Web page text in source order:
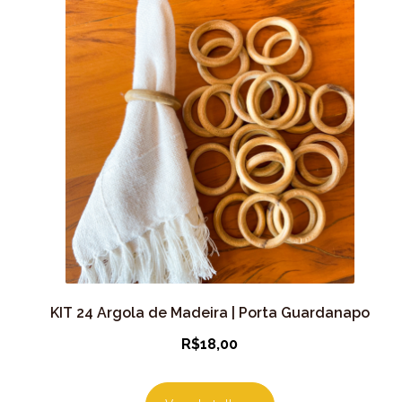
KIT 24 Argola de Madeira | Porta Guardanapo
R$18,00